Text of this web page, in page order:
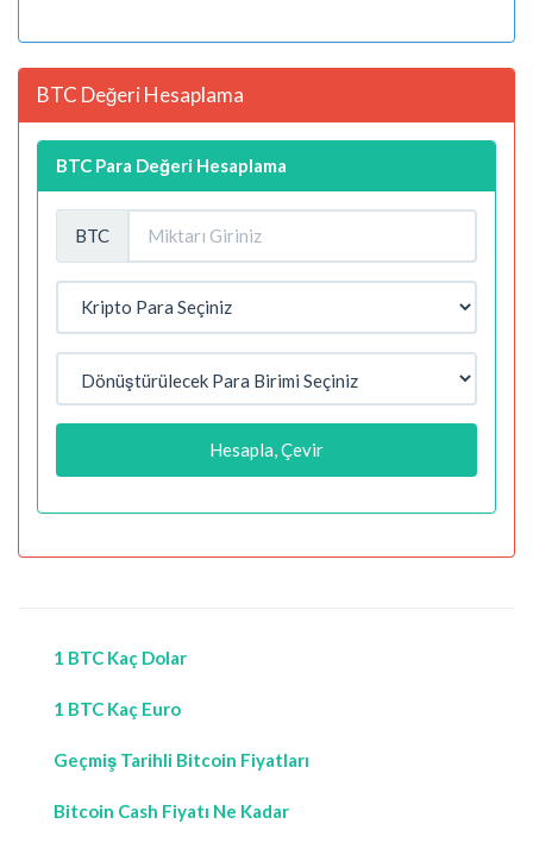
BTC Değeri Hesaplama
BTC Para Değeri Hesaplama
BTC
Hesapla, Çevir
1 BTC Kaç Dolar
1 BTC Kaç Euro
Geçmiş Tarihli Bitcoin Fiyatları
Bitcoin Cash Fiyatı Ne Kadar